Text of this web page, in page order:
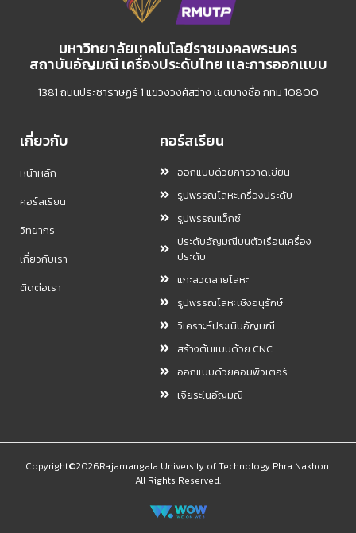
มหาวิทยาลัยเทคโนโลยีราชมงคลพระนคร
สถาบันอัญมณี เครื่องประดับไทย เเละการออกเเบบ
1381 ถนนประชาราษฏร์ 1 แขวงวงศ์สว่าง เขตบางซื่อ กทม 10800
เกี่ยวกับ
หน้าหลัก
คอร์สเรียน
วิทยากร
เกี่ยวกับเรา
ติดต่อเรา
คอร์สเรียน
ออกแบบด้วยการวาดเขียน
รูปพรรณโลหะเครื่องประดับ
รูปพรรณแว็กซ์
ประดับอัญมณีบนตัวเรือนเครื่อง
ประดับ
แกะลวดลายโลหะ
รูปพรรณโลหะเชิงอนุรักษ์
วิเคราะห์ประเมินอัญมณี
สร้างต้นแบบด้วย CNC
ออกแบบด้วยคอมพิวเตอร์
เจียระไนอัญมณี
Copyright©2026Rajamangala University of Technology Phra Nakhon.
All Rights Reserved.